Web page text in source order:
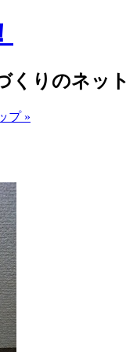
くりのネッ
プ »